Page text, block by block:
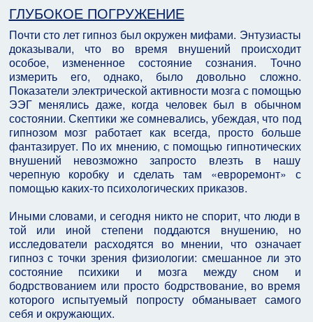
ГЛУБОКОЕ ПОГРУЖЕНИЕ
Почти сто лет гипноз был окружен мифами. Энтузиасты
доказывали, что во время внушений происходит
особое, измененное состояние сознания. Точно
измерить его, однако, было довольно сложно.
Показатели электрической активности мозга с помощью
ЭЭГ менялись даже, когда человек был в обычном
состоянии. Скептики же сомневались, убеждая, что под
гипнозом мозг работает как всегда, просто больше
фантазирует. По их мнению, с помощью гипнотических
внушений невозможно запросто влезть в нашу
черепную коробку и сделать там «евроремонт» с
помощью каких-то психологических приказов.
Иными словами, и сегодня никто не спорит, что люди в
той или иной степени поддаются внушению, но
исследователи расходятся во мнении, что означает
гипноз с точки зрения физиологии: смешанное ли это
состояние психики и мозга между сном и
бодрствованием или просто бодрствование, во время
которого испытуемый попросту обманывает самого
себя и окружающих.